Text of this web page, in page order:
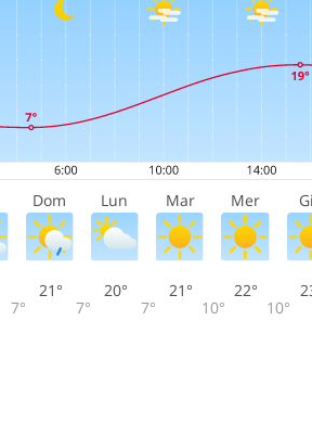
Dom Lun Mar Mer
7°
21°
7°
20°
7°
21°
10°
22°
10°